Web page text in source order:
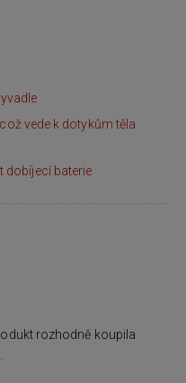
vede k dotykům těla
dobíjecí baterie
rozhodně koupila